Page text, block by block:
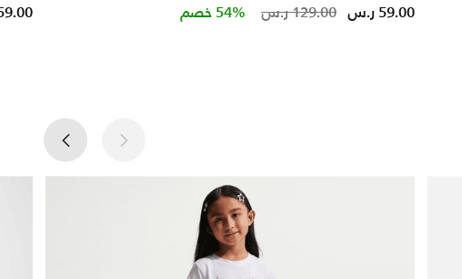
Price reduced from 129.00 ر.س to
59.00 ر.س 54% خصم
59.00